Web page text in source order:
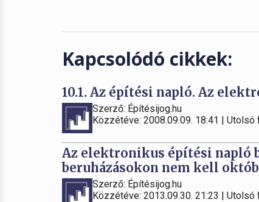
Kapcsolódó cikkek:
10.1. Az építési napló. Az
Szerző: Építésijog.hu
Közzétéve: 2008.09.09. 18:41 |
Az elektronikus építési napló
beruházásokon nem kell
Szerző: Építésijog.hu
Közzétéve: 2013.09.30. 21:23 |